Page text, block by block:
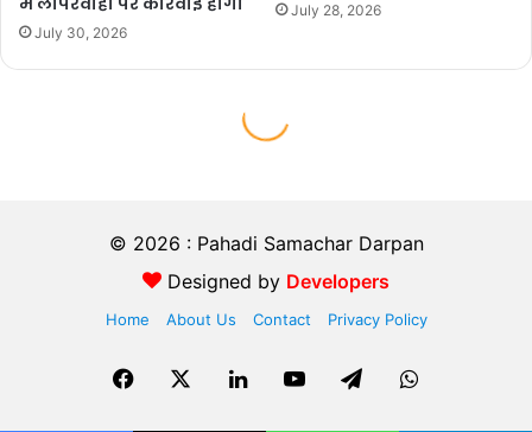
© 2026 : Pahadi Samachar Darpan
Designed by Developers
Home About Us Contact Privacy Policy
Facebook LinkedInYouTubeTelegramWhatsApp